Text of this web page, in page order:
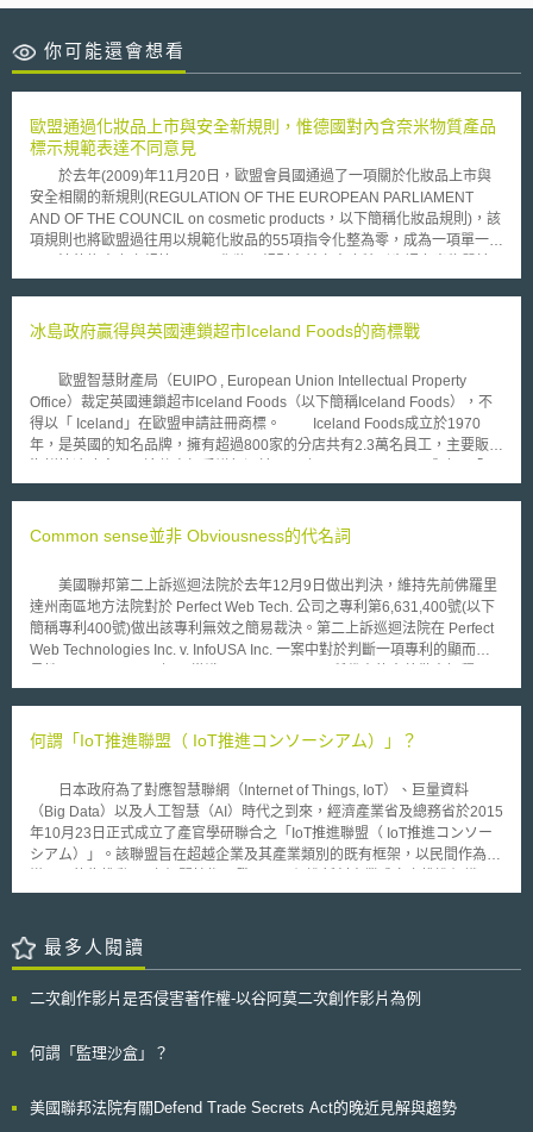
你可能還會想看
歐盟通過化妝品上市與安全新規則，惟德國對內含奈米物質產品
標示規範表達不同意見
於去年(2009)年11月20日，歐盟會員國通過了一項關於化妝品上市與
安全相關的新規則(REGULATION OF THE EUROPEAN PARLIAMENT
AND OF THE COUNCIL on cosmetic products，以下簡稱化妝品規則)，該
項規則也將歐盟過往用以規範化妝品的55項指令化整為零，成為一項單一且
化妝品之應用為未來趨勢，而有必要於消費者保護、貨物自由流通以及對於
管理，該規則也十分重視對產品內含奈米物質之事實提供資訊之義務。以標
包裝上之成分標示。值得注意的是，德國針對是項條款於去年(2009)年11月
17日於歐盟理事會之官方文件中表達不同意見。認為此種標示可能被消費者
誤解為一警告標示，且亦強調市售的化妝品皆屬通過嚴格的安全測試者，此
也表示對內含奈米級物質之化妝品不應再給予額外的檢視。其也認為消費者
對於奈米物質所關切之重點，應為此等奈米物質對產品之特性所生之改變，
奈米科技刻正鼓吹「沒有數據，就不得上市」原則之際，該項原則將加重業
數百種產品自市場中下架，而德國上述聲明的意見，似乎較傾向於業者以奈
冰島政府贏得與英國連鎖超市Iceland Foods的商標戰
歐盟智慧財產局（EUIPO , European Union Intellectual Property
Office）裁定英國連鎖超市Iceland Foods（以下簡稱Iceland Foods），不
得以「 Iceland」在歐盟申請註冊商標。 Iceland Foods成立於1970
年，是英國的知名品牌，擁有超過800家的分店共有2.3萬名員工，主要販售
Iceland」一詞在歐盟註冊商標，但冰島企業的冷凍魚類等產品，也有銷售
「Iceland」標示其產品的來源國。此外，冰島政府也指出，「Iceland」已
智慧財產局支持冰島政府的主張，使英國連鎖超市的註冊商標「Iceland」
完全無效。並進一步表示，歐盟國家的消費者了解冰島是歐洲的一國，也知
道冰島不但與歐盟國家地理位置相接近，且與歐盟國家存在歷史與經濟方面
的聯結。 冰島的外交部長表示樂見此結果，但並不感到意外，並表示
此裁定對冰島的出口商，是一個重要且勝利的里程碑。冰島以純淨與永續聞
示，對此結果感到遺憾，並打算提起上訴。
Common sense並非 Obviousness的代名詞
美國聯邦第二上訴巡迴法院於去年12月9日做出判決，維持先前佛羅里
達州南區地方法院對於 Perfect Web Tech. 公司之專利第6,631,400號(以下
簡稱專利400號)做出該專利無效之簡易裁決。第二上訴巡迴法院在 Perfect
Web Technologies Inc. v. InfoUSA Inc. 一案中對於判斷一項專利的顯而易
此案最初係由 Perfect Web Tech 控訴InfoUSA 侵害其所持專利400號，
利400號包含了4道程序，第一至第三道程序包含將大批的電子郵件寄送到
程序一至三，直到寄送成功的數量超過原設定的最低成功數量。對此
InfoUSA向法院提出裁定專利400號無效的簡易裁決，而地方法院以 “程序一
至三為先前技術 (prior art)，程序四則僅為合乎邏輯的常識做法”而准予該請
求並裁定專利400號無效。 第二上訴巡迴法院維持原判的理由在於專利
400號不符合於KSR案中關於 “顯而易見性”的判斷原則。訴訟雙方皆同意程
“常識”來判斷一項專利的顯而易見性，地院或專利審查官必須要能將判斷的
依據解釋清楚以受公評。此判決結果意味著如果係爭的專利技術較為複雜，
被告將必須要依賴有利的專家證詞以成功證實爭論的要點僅止於常識運用且
何謂「IoT推進聯盟（ IoT推進コンソーシアム）」？
日本政府為了對應智慧聯網（Internet of Things, IoT）、巨量資料
（Big Data）以及人工智慧（AI）時代之到來，經濟產業省及總務省於2015
年10月23日正式成立了產官學研聯合之「IoT推進聯盟（ IoT推進コンソー
シアム）」。該聯盟旨在超越企業及其產業類別的既有框架，以民間作為主
未來並將針對IoT相關政策以對政府提出建言。在該聯盟下有三個工作小
フォーラム）」；推動先進實證事業，規制改革之「IoT推進實驗室（IoT推
進ラボ）」，以及針對資訊安全、隱私保護的專門工作小組。 我國自
展台灣成為全球智慧聯網創新中心，以及成為亞洲智慧聯網解決方案領先
民間推進組織，旨皆為結合產官學研各界資源，促進產業與政府、國際間之
最多人閱讀
二次創作影片是否侵害著作權-以谷阿莫二次創作影片為例
何謂「監理沙盒」？
美國聯邦法院有關Defend Trade Secrets Act的晚近見解與趨勢